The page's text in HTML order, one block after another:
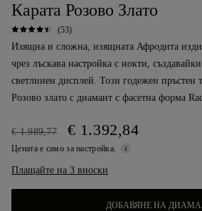
Карата Розово Злато
(53)
Изящна и сложна, изящната Афродита
чрез лъскава настройка с нокти,
светлинен дисплей. Този годежен пръстен
Розово злато с диамант с фасетна форма
€ 1.989,77 € 1.392,84
Цената е само за настройка.
Плащайте на 3 вноски
ДОБАВЯНЕ НА